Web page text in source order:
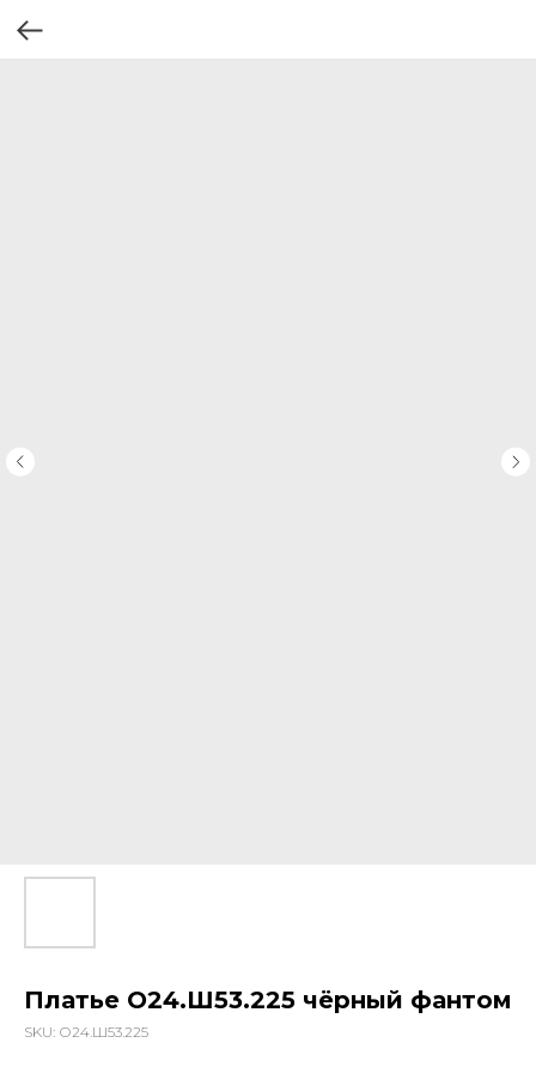
Платье О24.Ш53.225 чёрный фантом
SKU: О24.Ш53.225